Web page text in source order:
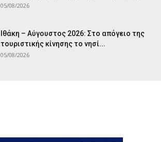
05/08/2026
Ιθάκη – Αύγουστος 2026: Στο απόγειο της
τουριστικής κίνησης το νησί...
05/08/2026